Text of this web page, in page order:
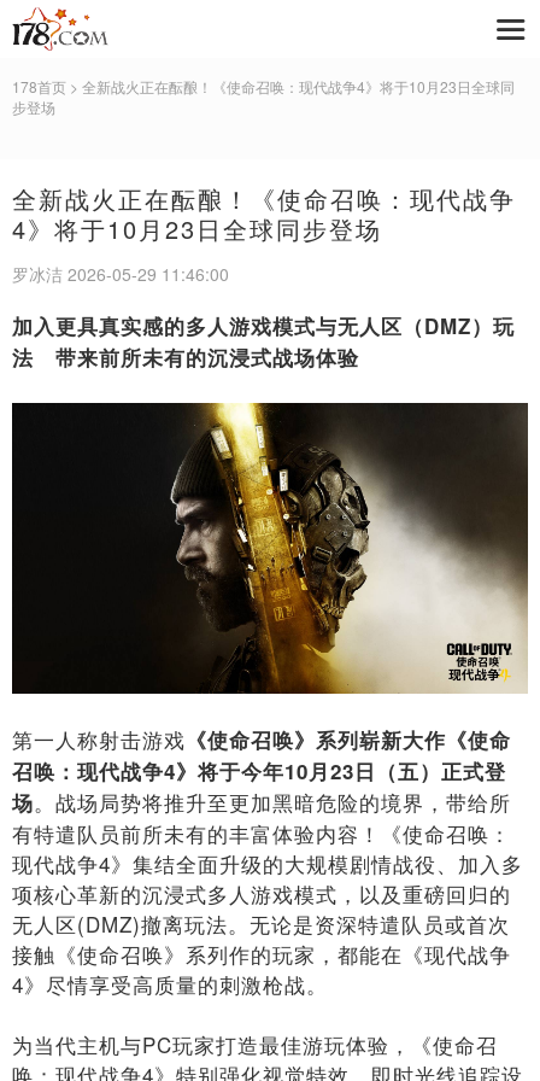
178首页 > 全新战火正在酝酿！《使命召唤：现代战争4》将于10月23日全球同
步登场
全新战火正在酝酿！《使命召唤：现代战争
4》将于10月23日全球同步登场
罗冰洁 2026-05-29 11:46:00
加入更具真实感的多人游戏模式与无人区（DMZ）玩
法 带来前所未有的沉浸式战场体验
第一人称射击游戏 《使命召唤》系列崭新大作《使命
召唤：现代战争4》将于今年10月23日（五）正式登
场。战场局势将推升至更加黑暗危险的境界，带给所
有特遣队员前所未有的丰富体验内容！《使命召唤：
现代战争4》集结全面升级的大规模剧情战役、加入多
项核心革新的沉浸式多人游戏模式，以及重磅回归的
无人区(DMZ)撤离玩法。无论是资深特遣队员或首次
接触《使命召唤》系列作的玩家，都能在《现代战争
4》尽情享受高质量的刺激枪战。
为当代主机与PC玩家打造最佳游玩体验，《使命召
唤：现代战争4》特别强化视觉特效、即时光线追踪设